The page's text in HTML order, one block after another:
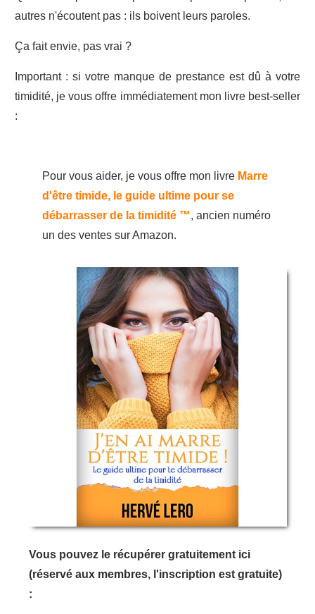
autres n'écoutent pas : ils boivent leurs paroles.
Ça fait envie, pas vrai ?
Important : si votre manque de prestance est dû à votre
timidité, je vous offre immédiatement mon livre best-seller
:
Pour vous aider, je vous offre mon livre Marre
d'être timide, le guide ultime pour se
débarrasser de la timidité ™, ancien numéro
un des ventes sur Amazon.
Vous pouvez le récupérer gratuitement ici
(réservé aux membres, l'inscription est gratuite)
: